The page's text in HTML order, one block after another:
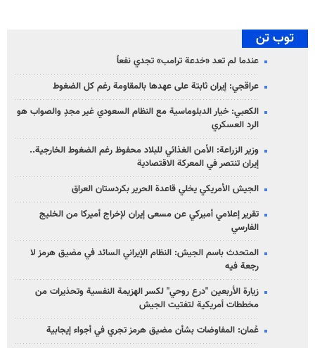
توب تن
عندما لم تعد «خدعة ترامب» تجدي نفعاً
عراقجي: إيران ثابتة على عهدها بالمقاومة رغم كل الضغوط
الكعبي: خيار الدبلوماسية مع النظام السعودي غير مجدٍ والصواب هو
الرد العسكري
وزير الزراعة: الأمن الغذائي للبلاد محفوظ رغم الضغوط الخارجية..
إيران تنتصر في المعركة الاقتصادية
الجيش الأمريكي يخلي قاعدة الحرير بكردستان العراق
تقرير إعلامي أميركي عن مسعى إيران لإخراج أميركا من الخليج
الفارسي
المتحدث باسم الجيش: النظام الإيراني السائد في مضيق هرمز لا
رجعة فيه
زيارة الأربعين "درع روحي" لكسر الهزيمة النفسية وتحذيرات من
مخططات أمريكية لتفتيت الجيش
عُمان: المفاوضات بشأن مضيق هرمز تجري في أجواء إيجابية